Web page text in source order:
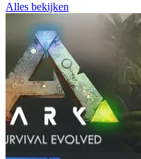
Alles bekijken